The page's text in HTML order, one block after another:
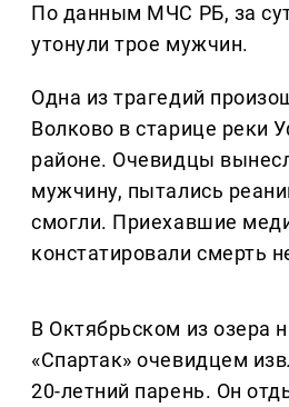
По данным МЧС РБ, за
утонули трое мужчин.
Одна из трагедий
Волково в старице реки
районе. Очевидцы
мужчину, пытались
смогли. Приехавшие
констатировали смерть
В Октябрьском из
«Спартак» очевидцем
20-летний парень. Он